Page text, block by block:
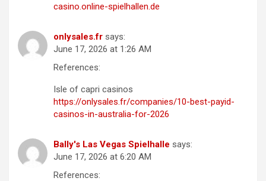
casino.online-spielhallen.de
onlysales.fr says:
June 17, 2026 at 1:26 AM
References:
Isle of capri casinos
https://onlysales.fr/companies/10-best-payid-
casinos-in-australia-for-2026
Bally's Las Vegas Spielhalle says:
June 17, 2026 at 6:20 AM
References: